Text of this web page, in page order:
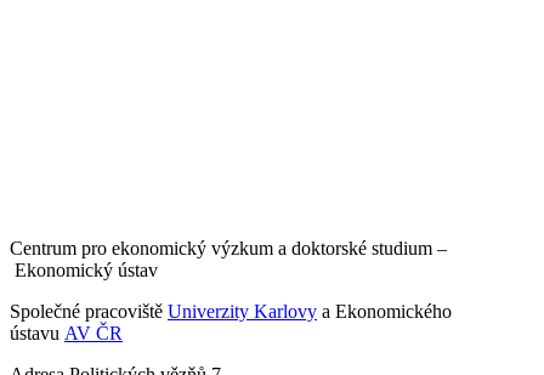
Centrum pro ekonomický výzkum a doktorské studium –
Ekonomický ústav
Společné pracoviště Univerzity Karlovy a Ekonomického
ústavu AV ČR